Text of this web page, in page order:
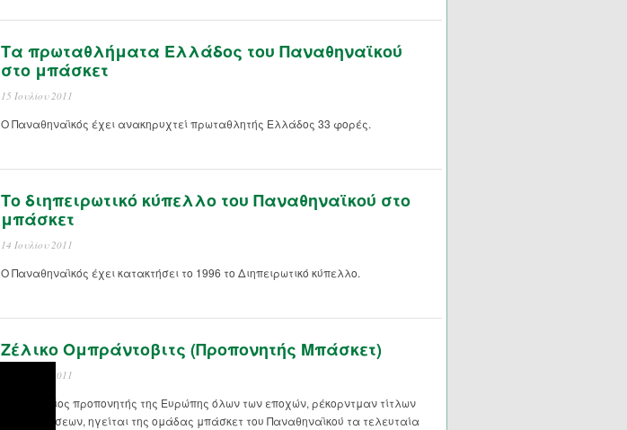
Τα πρωταθλήματα Ελλάδος του Παναθηναϊκού
στο μπάσκετ
15 Ιουλίου 2011
Ο Παναθηναϊκός έχει ανακηρυχτεί πρωταθλητής Ελλάδος 33 φορές.
Το διηπειρωτικό κύπελλο του Παναθηναϊκού στο
μπάσκετ
14 Ιουλίου 2011
Ο Παναθηναϊκός έχει κατακτήσει το 1996 το Διηπειρωτικό κύπελλο.
Ζέλικο Ομπράντοβιτς (Προπονητής Μπάσκετ)
11 Ιουλίου 2011
Ο κορυφαίος προπονητής της Ευρώπης όλων των εποχών, ρέκορντμαν τίτλων
και διακρίσεων, ηγείται της ομάδας μπάσκετ του Παναθηναϊκού τα τελευταία